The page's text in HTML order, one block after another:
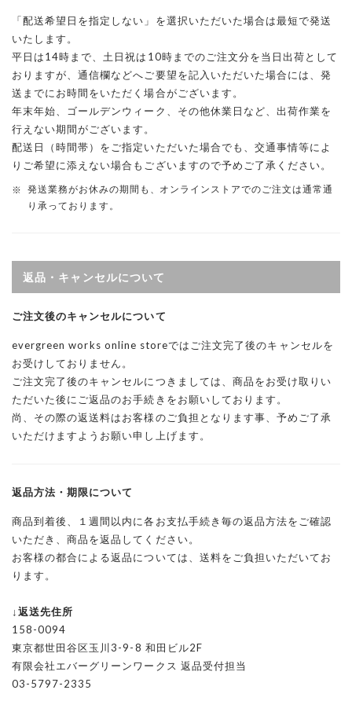
「配送希望日を指定しない」を選択いただいた場合は最短で発送
いたします。
平日は14時まで、土日祝は10時までのご注文分を当日出荷として
おりますが、通信欄などへご要望を記入いただいた場合には、発
送までにお時間をいただく場合がございます。
年末年始、ゴールデンウィーク、その他休業日など、出荷作業を
行えない期間がございます。
配送日（時間帯）をご指定いただいた場合でも、交通事情等によ
りご希望に添えない場合もございますので予めご了承ください。
発送業務がお休みの期間も、オンラインストアでのご注文は通常通
り承っております。
返品・キャンセルについて
ご注文後のキャンセルについて
evergreen works online storeではご注文完了後のキャンセルを
お受けしておりません。
ご注文完了後のキャンセルにつきましては、商品をお受け取りい
ただいた後にご返品のお手続きをお願いしております。
尚、その際の返送料はお客様のご負担となります事、予めご了承
いただけますようお願い申し上げます。
返品方法・期限について
商品到着後、１週間以内に各お支払手続き毎の返品方法をご確認
いただき、商品を返品してください。
お客様の都合による返品については、送料をご負担いただいてお
ります。
↓返送先住所
158-0094
東京都世田谷区玉川3-9-8 和田ビル2F
有限会社エバーグリーンワークス 返品受付担当
03-5797-2335